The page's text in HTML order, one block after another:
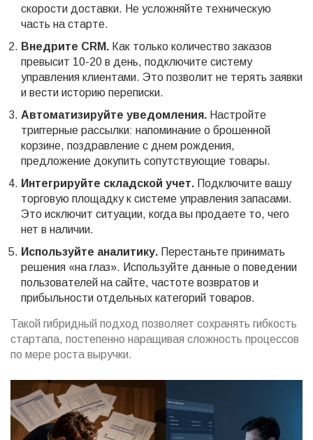
скорости доставки. Не усложняйте техническую
часть на старте.
Внедрите CRM. Как только количество заказов
превысит 10-20 в день, подключите систему
управления клиентами. Это позволит не терять заявки
и вести историю переписки.
Автоматизируйте уведомления. Настройте
триггерные рассылки: напоминание о брошенной
корзине, поздравление с днем рождения,
предложение докупить сопутствующие товары.
Интегрируйте складской учет. Подключите вашу
торговую площадку к системе управления запасами.
Это исключит ситуации, когда вы продаете то, чего
нет в наличии.
Используйте аналитику. Перестаньте принимать
решения «на глаз». Используйте данные о поведении
пользователей на сайте, частоте возвратов и
прибыльности отдельных категорий товаров.
Такой гибридный подход позволяет сохранять гибкость
стартапа, постепенно наращивая сложность процессов
по мере роста выручки.